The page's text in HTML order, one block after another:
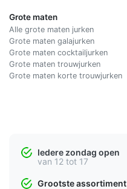
Grote maten
Alle grote maten jurken
Grote maten galajurken
Grote maten cocktailjurken
Grote maten trouwjurken
Grote maten korte trouwjurken
Iedere zondag open
van 12 tot 17
Grootste assortiment